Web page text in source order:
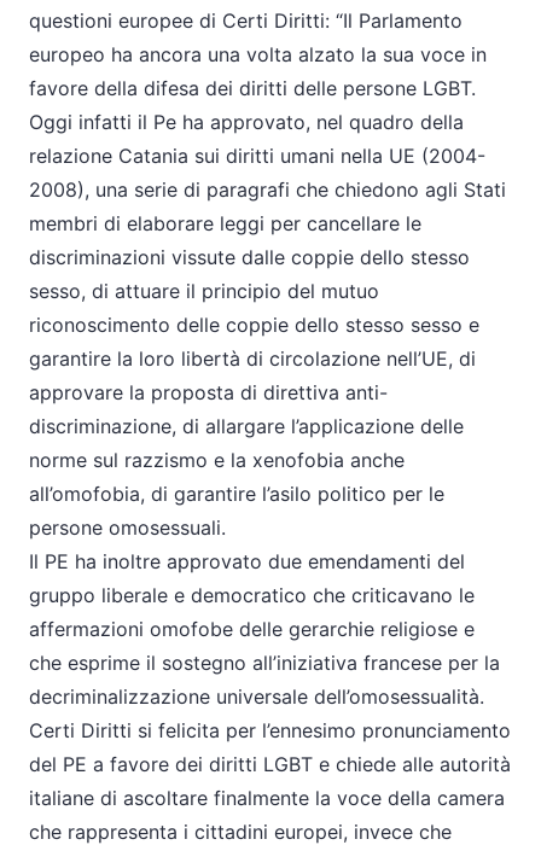
questioni europee di Certi Diritti: “Il Parlamento
europeo ha ancora una volta alzato la sua voce in
favore della difesa dei diritti delle persone LGBT.
Oggi infatti il Pe ha approvato, nel quadro della
relazione Catania sui diritti umani nella UE (2004-
2008), una serie di paragrafi che chiedono agli Stati
membri di elaborare leggi per cancellare le
discriminazioni vissute dalle coppie dello stesso
sesso, di attuare il principio del mutuo
riconoscimento delle coppie dello stesso sesso e
garantire la loro libertà di circolazione nell’UE, di
approvare la proposta di direttiva anti-
discriminazione, di allargare l’applicazione delle
norme sul razzismo e la xenofobia anche
all’omofobia, di garantire l’asilo politico per le
persone omosessuali.
Il PE ha inoltre approvato due emendamenti del
gruppo liberale e democratico che criticavano le
affermazioni omofobe delle gerarchie religiose e
che esprime il sostegno all’iniziativa francese per la
decriminalizzazione universale dell’omosessualità.
Certi Diritti si felicita per l’ennesimo pronunciamento
del PE a favore dei diritti LGBT e chiede alle autorità
italiane di ascoltare finalmente la voce della camera
che rappresenta i cittadini europei, invece che